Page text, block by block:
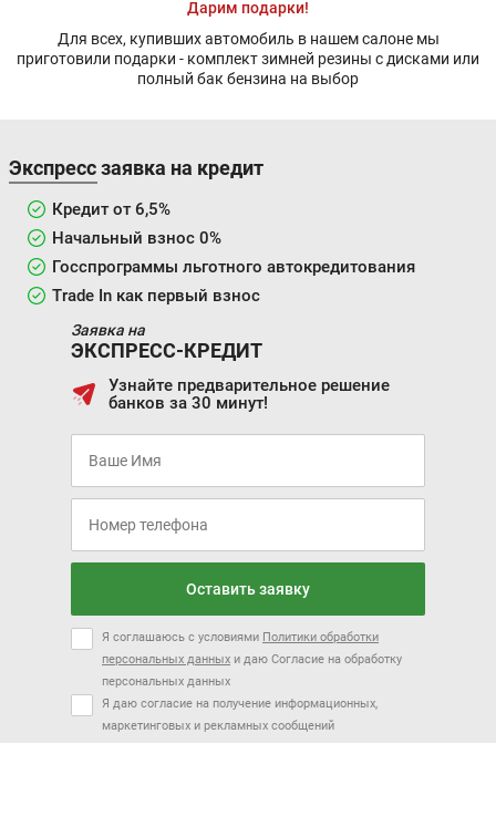
Дарим подарки!
Для всех, купивших автомобиль в нашем салоне мы
приготовили подарки - комплект зимней резины с дисками или
полный бак бензина на выбор
Экспресс заявка на кредит
Кредит от 6,5%
Начальный взнос 0%
Госспрограммы льготного автокредитования
Trade In как первый взнос
Заявка на
ЭКСПРЕСС-КРЕДИТ
Узнайте предварительное решение
банков за 30 минут!
Оставить заявку
Я соглашаюсь с условиями Политики обработки
персональных данных и даю Согласие на обработку
персональных данных
Я даю согласие на получение информационных,
маркетинговых и рекламных сообщений